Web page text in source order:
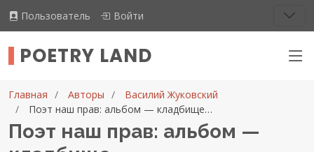
Пользователь Войти
POETRY LAND
Главная Авторы
Василий Жуковский
Поэт наш прав: альбом — кладбище…
Поэт наш прав: альбом —